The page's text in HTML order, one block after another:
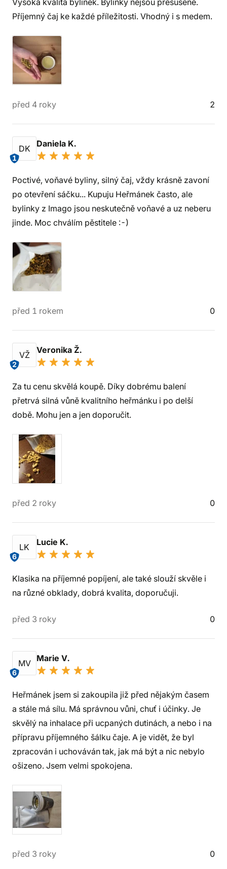
Vysoká kvalita bylinek. Bylinky nejsou přesušené.
Příjemný čaj ke každé příležitosti. Vhodný i s medem.
před 4 roky 2
DK
1
Daniela K.
Poctivé, voňavé byliny, silný čaj, vždy krásně zavoní
po otevření sáčku... Kupuju Heřmánek často, ale
bylinky z Imago jsou neskutečně voňavé a uz neberu
jinde. Moc chválím pěstitele :-)
před 1 rokem 0
VŽ
2
Veronika Ž.
Za tu cenu skvělá koupě. Díky dobrému balení
přetrvá silná vůně kvalitního heřmánku i po delší
době. Mohu jen a jen doporučit.
před 2 roky 0
LK
6
Lucie K.
Klasika na příjemné popíjení, ale také slouží skvěle i
na různé obklady, dobrá kvalita, doporučuji.
před 3 roky 0
MV
6
Marie V.
Heřmánek jsem si zakoupila již před nějakým časem
a stále má sílu. Má správnou vůni, chuť i účinky. Je
skvělý na inhalace při ucpaných dutinách, a nebo i na
přípravu příjemného šálku čaje. A je vidět, že byl
zpracován i uchováván tak, jak má být a nic nebylo
ošizeno. Jsem velmi spokojena.
před 3 roky 0